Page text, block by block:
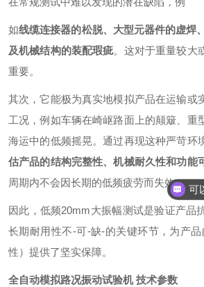
如线缆连接器的松脱、大型元器件的虚焊
及机械结构的装配瑕疵。这对于重量较大
重要。
其次，它能极为真实地模拟产品在运输或
工况，例如车辆在崎岖路面上的颠簸、重
海运中的低频摇晃。通过再现这种严苛环
估产品的结构完整性、机械耐久性和功能
周期内不会因长期的低频疲劳而失效。
因此，低频20mm大振幅测试是验证产品
长期耐用性不-可-缺-的关键环节，为产品
性）提供了坚实保障。
全自动模拟路况振动试验机技术参数